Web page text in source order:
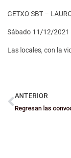
GETXO SBT –
Sábado 11/12/2021
Las locales, con la
ANTERIOR